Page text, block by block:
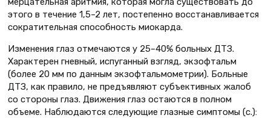
этого в течение 1,5–2 лет, постепенно восстанавливается
сократительная способность миокарда.
Изменения глаз отмечаются у 25–40% больных ДТЗ.
Характерен гневный, испуганный взгляд, экзофтальм
(более 20 мм по данным экзофтальмометрии). Больные
ДТЗ, как правило, не предъявляют субъективных жалоб
со стороны глаз. Движения глаз остаются в полном
объеме. Наблюдаются следующие глазные симптомы (с.):